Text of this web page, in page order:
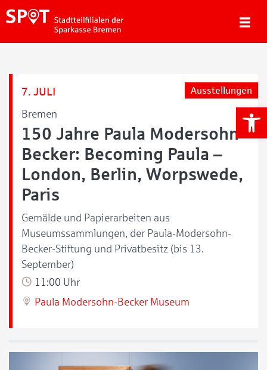
7. JULI
Bremen
Ausstellungen
150 Jahre Paula Modersohn-
Becker: Becoming Paula –
London, Berlin, Worpswede,
Paris
Gemälde und Papierarbeiten aus
Museumssammlungen, der Paula-Modersohn-
Becker-Stiftung und Privatbesitz (bis 13.
September)
11:00 Uhr
Paula Modersohn-Becker Museum